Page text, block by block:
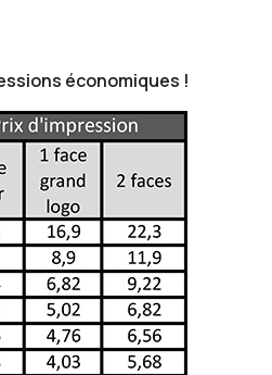
économiques !